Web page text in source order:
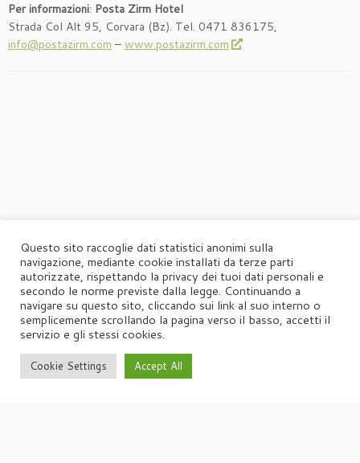
Per informazioni: Posta Zirm Hotel
Strada Col Alt 95, Corvara (Bz). Tel. 0471 836175,
info@postazirm.com – www.postazirm.com
·© 2026Agorà·Powered by ·Designed con il
Questo sito raccoglie dati statistici anonimi sulla
navigazione, mediante cookie installati da terze parti
autorizzate, rispettando la privacy dei tuoi dati personali e
secondo le norme previste dalla legge. Continuando a
navigare su questo sito, cliccando sui link al suo interno o
semplicemente scrollando la pagina verso il basso, accetti il
servizio e gli stessi cookies.
Cookie Settings Accept All